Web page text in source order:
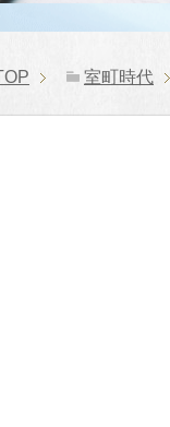
室町時代